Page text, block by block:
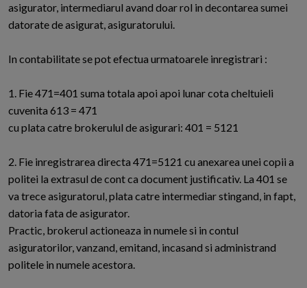
asigurator, intermediarul avand doar rol in decontarea sumei
datorate de asigurat, asiguratorului.
In contabilitate se pot efectua urmatoarele inregistrari :
1. Fie 471=401 suma totala apoi apoi lunar cota cheltuieli
cuvenita 613 = 471
cu plata catre brokerulul de asigurari: 401 = 5121
2. Fie inregistrarea directa 471=5121 cu anexarea unei copii a
politei la extrasul de cont ca document justificativ. La 401 se
va trece asiguratorul, plata catre intermediar stingand, in fapt,
datoria fata de asigurator.
Practic, brokerul actioneaza in numele si in contul
asiguratorilor, vanzand, emitand, incasand si administrand
politele in numele acestora.